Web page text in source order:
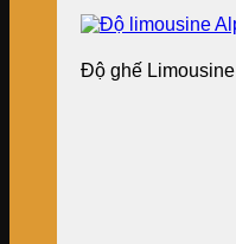
Độ ghế Limousine